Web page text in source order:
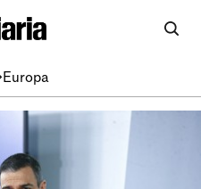
Europa